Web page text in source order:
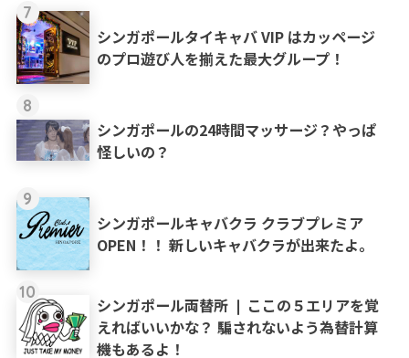
7
シンガポールタイキャバ VIP はカッページ
のプロ遊び人を揃えた最大グループ！
8
シンガポールの24時間マッサージ？やっぱ
怪しいの？
9
シンガポールキャバクラ クラブプレミア
OPEN！！ 新しいキャバクラが出来たよ。
10
シンガポール両替所 ❘ ここの５エリアを覚
えればいいかな？ 騙されないよう為替計算
機もあるよ！